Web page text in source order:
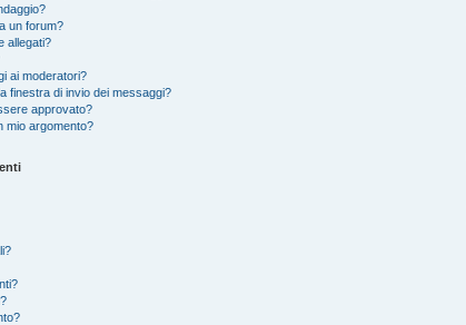
un forum?
allegati?
ai moderatori?
finestra di invio dei messaggi?
approvato?
mio argomento?